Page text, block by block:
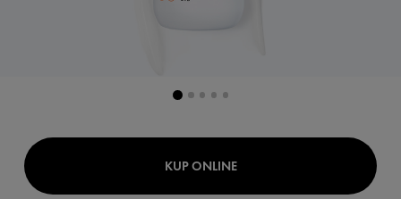
KUP ONLINE